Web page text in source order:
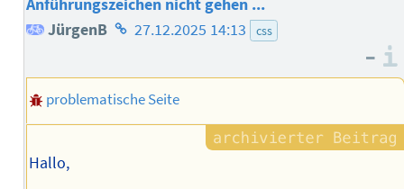
Anführungszeichen nicht gehen ...
JürgenB Homepage
Autors
27.12.2025 14:13 css
–
problematische Seite
Hallo,